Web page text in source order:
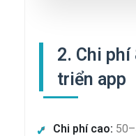
2. Chi
triển app
Chi phí cao: